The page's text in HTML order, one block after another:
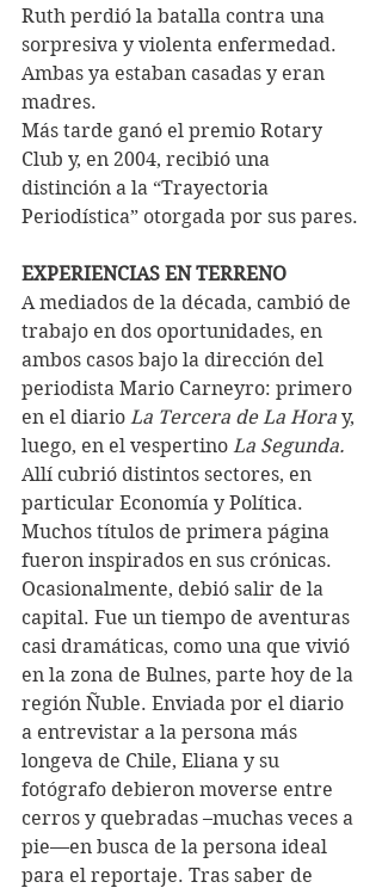
Ruth perdió la batalla contra una
sorpresiva y violenta enfermedad.
Ambas ya estaban casadas y eran
madres.
Más tarde ganó el premio Rotary
Club y, en 2004, recibió una
distinción a la “Trayectoria
Periodística” otorgada por sus pares.
EXPERIENCIAS EN TERRENO
A mediados de la década, cambió de
trabajo en dos oportunidades, en
ambos casos bajo la dirección del
periodista Mario Carneyro: primero
en el diario La Tercera de La Hora y,
luego, en el vespertino La Segunda.
Allí cubrió distintos sectores, en
particular Economía y Política.
Muchos títulos de primera página
fueron inspirados en sus crónicas.
Ocasionalmente, debió salir de la
capital. Fue un tiempo de aventuras
casi dramáticas, como una que vivió
en la zona de Bulnes, parte hoy de la
región Ñuble. Enviada por el diario
a entrevistar a la persona más
longeva de Chile, Eliana y su
fotógrafo debieron moverse entre
cerros y quebradas –muchas veces a
pie—en busca de la persona ideal
para el reportaje. Tras saber de